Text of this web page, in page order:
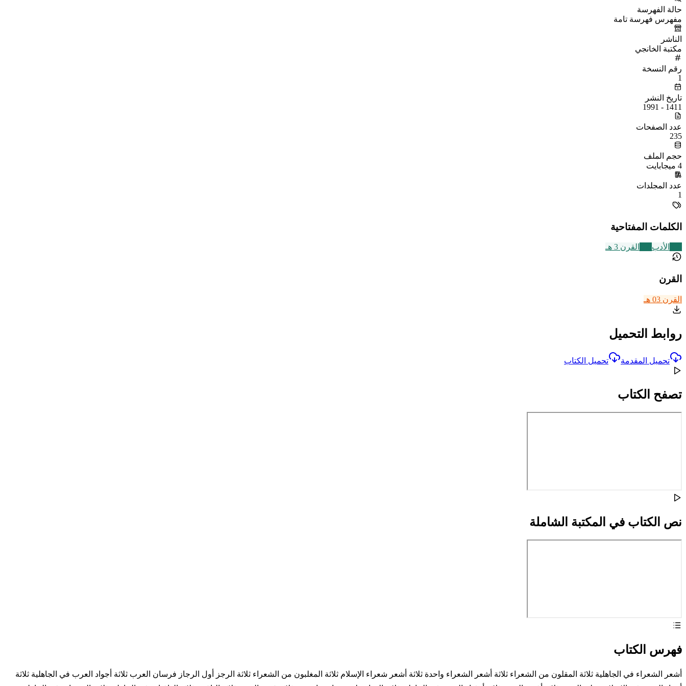
حالة الفهرسة
مفهرس فهرسة تامة
الناشر
مكتبة الخانجي
رقم النسخة
1
تاريخ النشر
1411 - 1991
عدد الصفحات
235
حجم الملف
4 ميجابايت
عدد المجلدات
1
الكلمات المفتاحية
الأدب القرن 3 هـ
القرن
القرن 03 هـ
روابط التحميل
تحميل المقدمة تحميل الكتاب
تصفح الكتاب
نص الكتاب في المكتبة الشاملة
فهرس الكتاب
أشعر الشعراء في الجاهلية ثلاثة المقلون من الشعراء ثلاثة أشعر الشعراء واحدة ثلاثة أشعر شعراء الإسلام ثلاثة المغلبون من الشعراء ثلاثة الرجز أول الرجاز فرسان العرب ثلاثة أجواد العرب في الجاهلية ثلاثة